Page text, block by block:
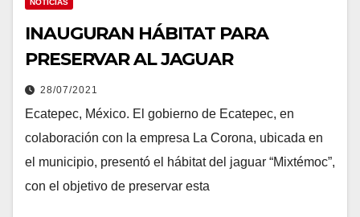
NOTICIAS
INAUGURAN HÁBITAT PARA
PRESERVAR AL JAGUAR
28/07/2021
Ecatepec, México. El gobierno de Ecatepec, en
colaboración con la empresa La Corona, ubicada en
el municipio, presentó el hábitat del jaguar “Mixtémoc”,
con el objetivo de preservar esta